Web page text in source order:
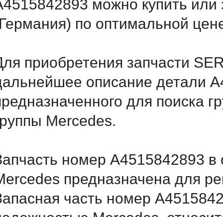
можно купить или
по оптимальной
приобретения запчасти
описание детали
для поиска
Mercedes.
номер A4515842893 в
предназначена для
часть номер